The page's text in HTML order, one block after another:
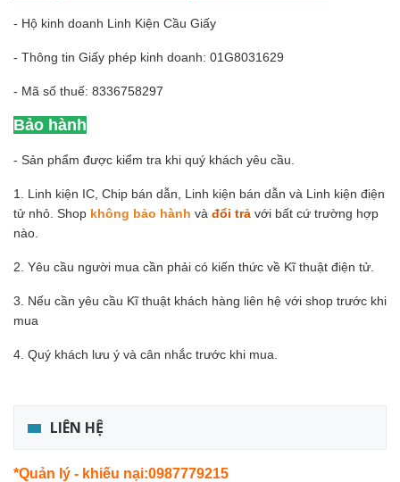
- Hộ kinh doanh Linh Kiện Cầu Giấy
- Thông tin Giấy phép kinh doanh: 01G8031629
- Mã số thuế: 8336758297
Bảo hành
- Sản phẩm được kiểm tra khi quý khách yêu cầu.
1. Linh kiện IC, Chip bán dẫn, Linh kiện bán dẫn và Linh kiện điện
tử nhỏ. Shop không bảo hành và đổi trả với bất cứ trường hợp
nào.
2. Yêu cầu người mua cần phải có kiến thức về Kĩ thuật điện tử.
3. Nếu cần yêu cầu Kĩ thuật khách hàng liên hệ với shop trước khi
mua
4. Quý khách lưu ý và cân nhắc trước khi mua.
LIÊN HỆ
*Quản lý - khiếu nại:0987779215